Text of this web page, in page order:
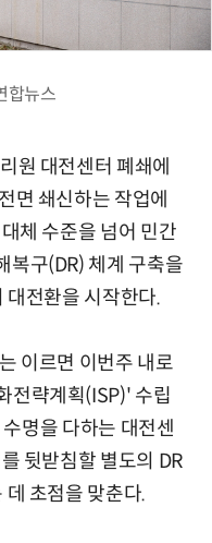
합뉴스
원 대전센터 폐쇄에
면 쇄신하는 작업에
체 수준을 넘어 민간
복구(DR) 체계 구축을
전환을 시작한다.
이르면 이번주 내로
전략계획(ISP)' 수립
명을 다하는 대전센
뒷받침할 별도의 DR
초점을 맞춘다.